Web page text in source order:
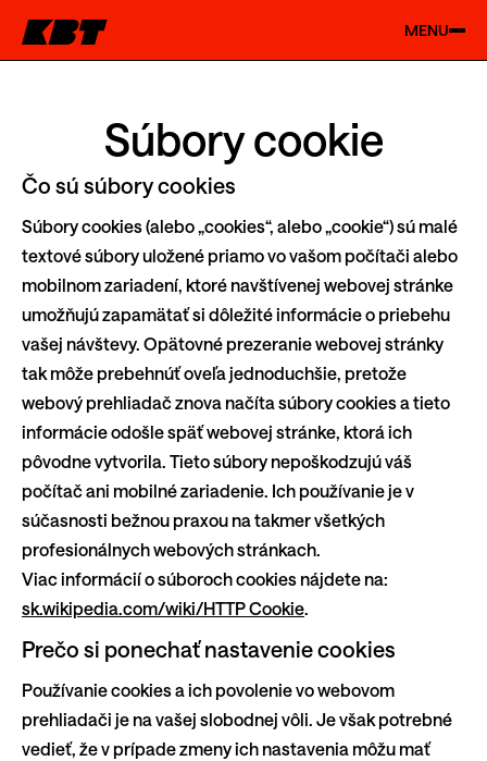
MENU
Súbory cookie
Čo sú súbory cookies
Súbory cookies (alebo „cookies“, alebo „cookie“) sú malé
textové súbory uložené priamo vo vašom počítači alebo
mobilnom zariadení, ktoré navštívenej webovej stránke
umožňujú zapamätať si dôležité informácie o priebehu
vašej návštevy. Opätovné prezeranie webovej stránky
tak môže prebehnúť oveľa jednoduchšie, pretože
webový prehliadač znova načíta súbory cookies a tieto
informácie odošle späť webovej stránke, ktorá ich
pôvodne vytvorila. Tieto súbory nepoškodzujú váš
počítač ani mobilné zariadenie. Ich používanie je v
súčasnosti bežnou praxou na takmer všetkých
profesionálnych webových stránkach.
Viac informácií o súboroch cookies nájdete na:
sk.wikipedia.com/wiki/HTTP Cookie.
Prečo si ponechať nastavenie cookies
Používanie cookies a ich povolenie vo webovom
prehliadači je na vašej slobodnej vôli. Je však potrebné
vedieť, že v prípade zmeny ich nastavenia môžu mať